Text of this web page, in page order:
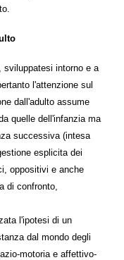
sviluppatesi intorno e a
l'attenzione sul
dall'adulto assume
quelle dell'infanzia ma
successiva (intesa
esplicita dei
oppositivi e anche
di confronto,
l'ipotesi di un
dal mondo degli
motoria e affettivo-